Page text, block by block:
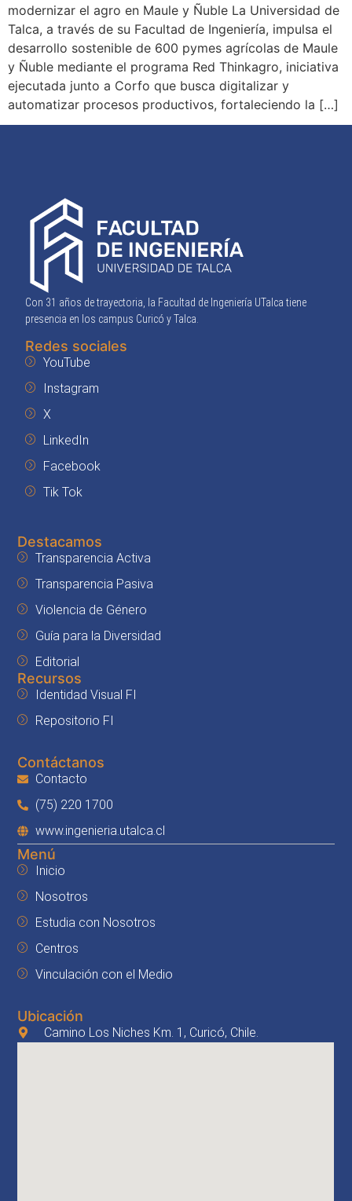
modernizar el agro en Maule y Ñuble La Universidad de
Talca, a través de su Facultad de Ingeniería, impulsa el
desarrollo sostenible de 600 pymes agrícolas de Maule
y Ñuble mediante el programa Red Thinkagro, iniciativa
ejecutada junto a Corfo que busca digitalizar y
automatizar procesos productivos, fortaleciendo la […]
Con 31 años de trayectoria, la Facultad de Ingeniería UTalca tiene
presencia en los campus Curicó y Talca.
Redes sociales
YouTube
Instagram
X
LinkedIn
Facebook
Tik Tok
Destacamos
Transparencia Activa
Transparencia Pasiva
Violencia de Género
Guía para la Diversidad
Editorial
Recursos
Identidad Visual FI
Repositorio FI
Contáctanos
Contacto
(75) 220 1700
www.ingenieria.utalca.cl
Menú
Inicio
Nosotros
Estudia con Nosotros
Centros
Vinculación con el Medio
Ubicación
Camino Los Niches Km. 1, Curicó, Chile.